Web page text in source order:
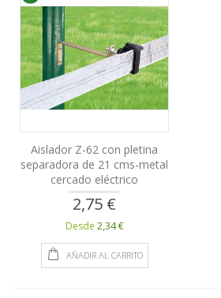
Aislador Z-62 con pletina
separadora de 21 cms-metal
cercado eléctrico
2,75 €
Desde 2,34 €
AÑADIR AL CARRITO